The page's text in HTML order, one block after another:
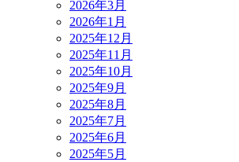
2026年3月
2026年1月
2025年12月
2025年11月
2025年10月
2025年9月
2025年8月
2025年7月
2025年6月
2025年5月